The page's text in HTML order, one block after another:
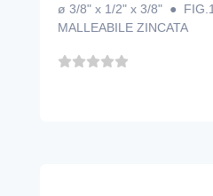
ø 3/8" x 1/2" x 3/8" ●
MALLEABILE ZINCATA